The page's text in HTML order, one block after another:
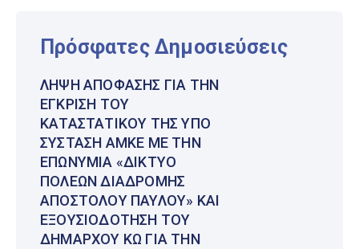
Πρόσφατες Δημοσιεύσεις
ΛΉΨΗ ΑΠΌΦΑΣΗΣ ΓΙΑ ΤΗΝ
ΈΓΚΡΙΣΗ ΤΟΥ
ΚΑΤΑΣΤΑΤΙΚΟΎ ΤΗΣ ΥΠΌ
ΣΎΣΤΑΣΗ ΑΜΚΕ ΜΕ ΤΗΝ
ΕΠΩΝΥΜΊΑ «ΔΊΚΤΥΟ
ΠΌΛΕΩΝ ΔΙΑΔΡΟΜΉΣ
ΑΠΟΣΤΌΛΟΥ ΠΑΎΛΟΥ» ΚΑΙ
ΕΞΟΥΣΙΟΔΌΤΗΣΗ ΤΟΥ
ΔΗΜΆΡΧΟΥ ΚΩ ΓΙΑ ΤΗΝ